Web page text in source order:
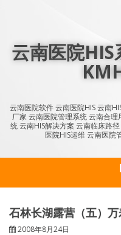
云南医院
云南医院软件 云南医院HIS 云南
厂家 云南医院管理系统 云南合
统 云南HIS解决方案 云南临床路
医院HIS运维 云南医院
石林长湖露营（五）
2008年8月24日